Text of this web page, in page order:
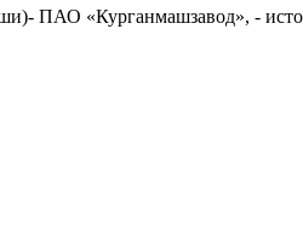
«Курганмашзавод», -